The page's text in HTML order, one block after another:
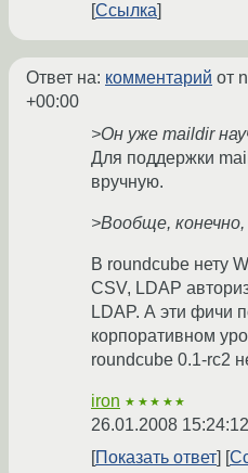
Ссылка
Ответ на: комментарий от
+00:00
>Он уже maildir
Для поддержки
вручную.
>Вообще,
В roundcube нету
CSV, LDAP
LDAP. А эти фичи
корпоративном
roundcube 0.1-rc2
iron ★★★★★
26.01.2008
Показать ответ